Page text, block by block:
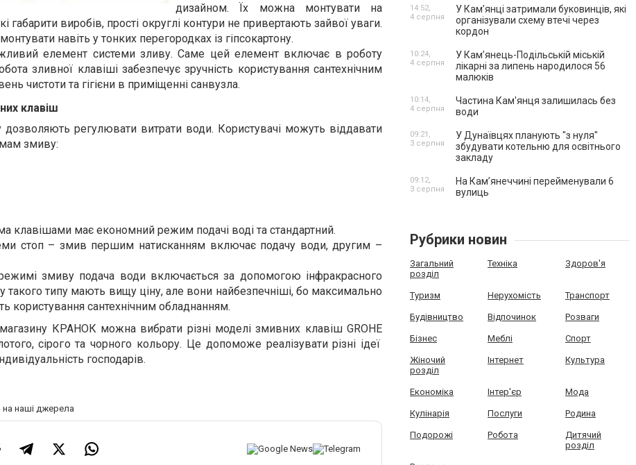
дизайном. Їх можна монтувати на
габарити виробів, прості округлі контури не привертають зайвої уваги.
навіть у тонких перегородках із гіпсокартону.
елемент системи зливу. Саме цей елемент включає в роботу
зливної клавіші забезпечує зручність користування сантехнічним
чистоти та гігієни в приміщенні санвузла.
клавіш
дозволяють регулювати витрати води. Користувачі можуть віддавати
змиву:
клавішами має економний режим подачі воді та стандартний.
стоп – змив першим натисканням включає подачу води, другим –
змиву подача води включається за допомогою інфракрасного
такого типу мають вищу ціну, але вони найбезпечніші, бо максимально
користування сантехнічним обладнанням.
магазину КРАНОК можна вибрати різні моделі змивних клавішGROHE
сірого та чорного кольору. Це допоможе реалізувати різні ідеї
господарів.
на наші джерела
У Кам’янці затримали буковинців, які
організували схему втечі через
кордон
14:52,
4 серпня
У Кам’янець-Подільській міській
лікарні за липень народилося 56
малюків
10:24,
4 серпня
Частина Кам'янця залишилась без
води
10:14,
4 серпня
У Дунаївцях планують "з нуля"
збудувати котельню для освітнього
закладу
09:21,
3 серпня
На Камʼянеччині перейменували 6
вулиць
09:12,
3 серпня
Рубрики новин
Загальний
розділ
Техніка Здоров'я
Туризм Нерухомість Транспорт
Будівництво Відпочинок Розваги
Бізнес Меблі Спорт
Жіночий
розділ
Інтернет Культура
Економіка Інтер'єр Мода
Кулінарія Послуги Родина
Подорожі Робота
Дитячий
розділ